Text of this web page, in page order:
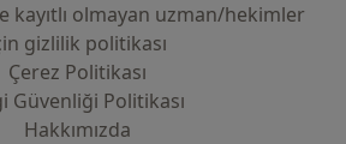
kayıtlı olmayan uzman/hekimler
gizlilik politikası
Çerez Politikası
Güvenliği Politikası
Hakkımızda